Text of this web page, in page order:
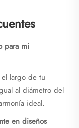
para mi
el largo de tu
al diámetro del
ideal.
en diseños